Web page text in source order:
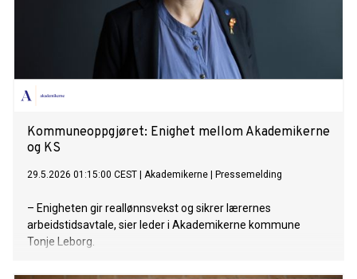
Kommuneoppgjøret: Enighet mellom Akademikerne
og KS
29.5.2026 01:15:00 CEST Akademikerne Pressemelding
– Enigheten gir reallønnsvekst og sikrer lærernes
arbeidstidsavtale, sier leder i Akademikerne kommune
Tonje Leborg.